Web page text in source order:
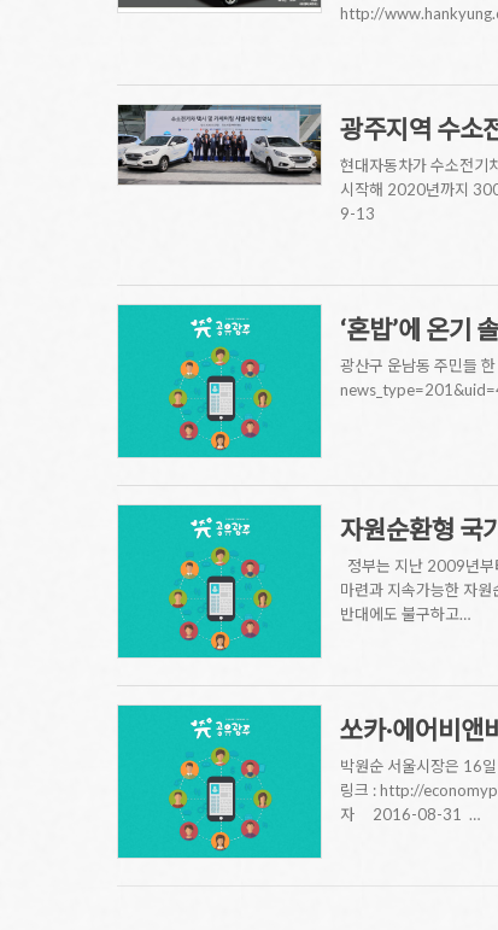
http://
광주지역 수소
현대자동차가 수소전기
시작해 2020년까지
9-13
‘혼밥’에 온기
광산구 운남동 주민들
자원순환형 국
정부는 지난 2009년부
마련과 지속가능한 자원
반대에도 불구하고…
쏘카·에어비앤
박원순 서울시장은 16
링크 : http://
자 2016-08-31 …